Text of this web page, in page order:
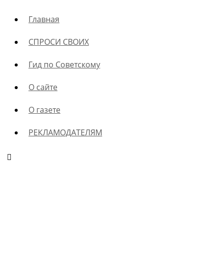
Главная
СПРОСИ СВОИХ
Гид по Советскому
О сайте
О газете
РЕКЛАМОДАТЕЛЯМ